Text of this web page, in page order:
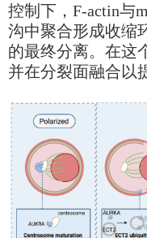
控制下，F-actin与
沟中聚合形成收缩
的最终分离。在这
并在分裂面融合以